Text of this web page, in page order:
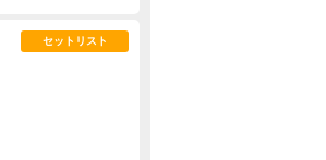
セットリスト